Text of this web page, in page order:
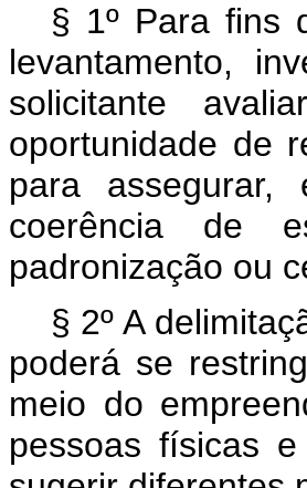
§ 1º Para fins
levantamento,
solicitante
oportunidade de
para assegurar,
coerência de
padronização ou
§ 2º A
poderá se
meio do
pessoas físicas